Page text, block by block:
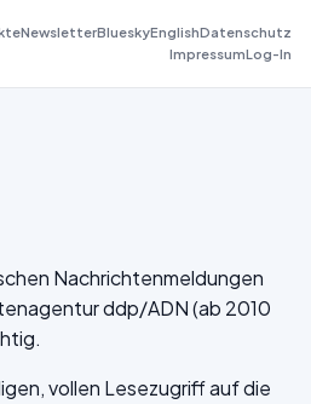
NewsletterBlueskyEnglishDatenschutz
ImpressumLog-In
Nachrichtenmeldungen
ddp/ADN (ab 2010
vollen Lesezugriff auf die